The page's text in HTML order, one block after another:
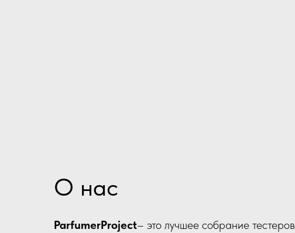
О нас
ParfumerProject– это лучшее собрание тестеров